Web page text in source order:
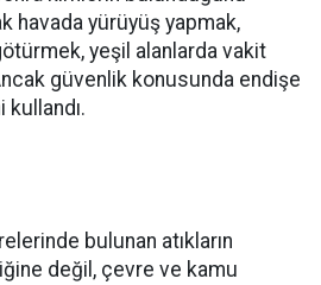
havada yürüyüş yapmak,
yeşil alanlarda vakit
güvenlik konusunda endişe
bulunan atıkların
değil, çevre ve kamu